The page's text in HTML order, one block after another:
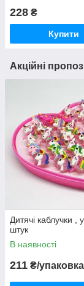
228 ₴
Купити
Акційні
Дитячі каблучки ,
штук
В наявності
211 ₴/упаковка